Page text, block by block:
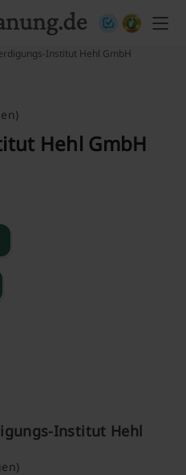
Institut Hehl GmbH
Hehl GmbH
Institut Hehl